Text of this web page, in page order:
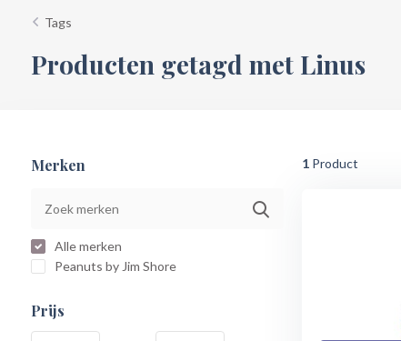
Tags
Producten getagd met Linus
Merken
Alle merken
Peanuts by Jim Shore
Prijs
1Product